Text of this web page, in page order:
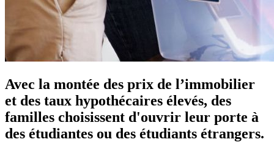
Avec la montée des prix de l’immobilier
et des taux hypothécaires élevés, des
familles choisissent d'ouvrir leur porte à
des étudiantes ou des étudiants étrangers.